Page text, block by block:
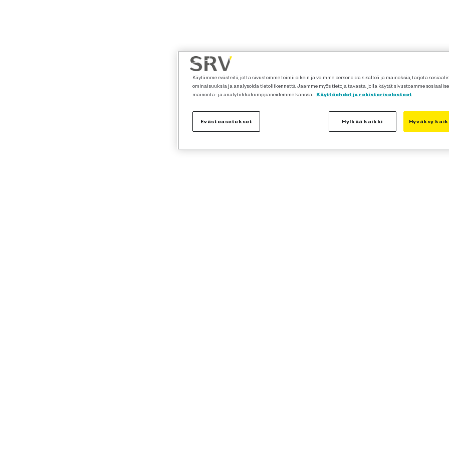
Käytämme evästeitä, jotta sivustomme toimii oikein ja voimme personoida sisältöä ja mainoksia, tarjota
ominaisuuksia ja analysoida tietoliikennettä. Jaamme myös tietoja tavasta, jolla käytät sivustoamme
mainonta- ja analytiikkakumppaneidemme kanssa.
Käyttöehdot ja rekisteriselosteet
Evästeasetukset Hylkää kaikki Hyväksy